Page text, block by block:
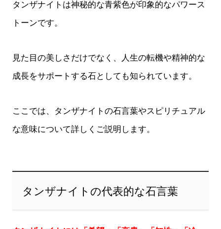
タンザナイトは神秘的な青紫色が印象的なパワース
トーンです。
見た目の美しさだけでなく、人生の転機や精神的な
成長をサポートする石としても知られています。
ここでは、タンザナイトの石言葉やスピリチュアル
な意味について詳しくご説明します。
タンザナイトの代表的な石言葉